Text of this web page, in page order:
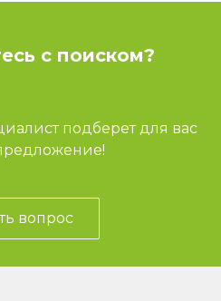
с поиском?
подберет для вас
вопрос